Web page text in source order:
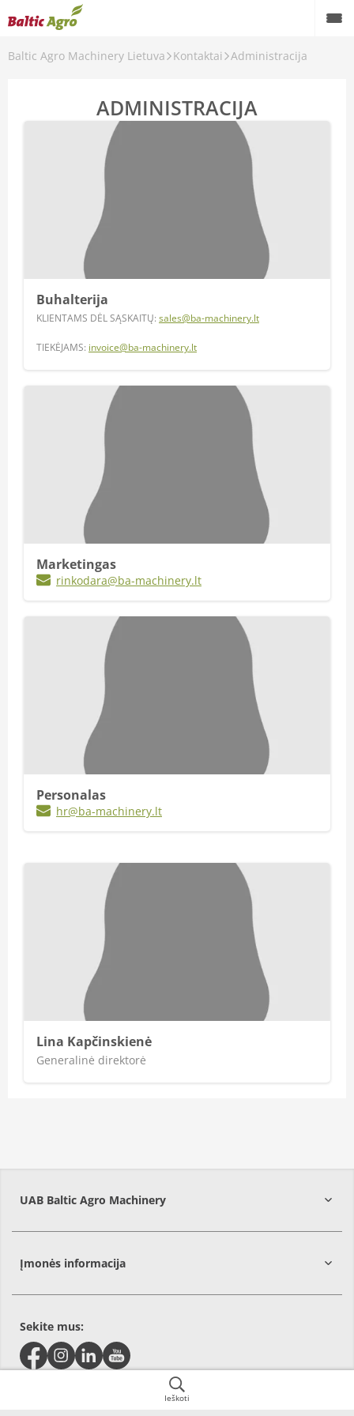
Ieškoti
Baltic Agro Machinery Lietuva Kontaktai Administracija
ADMINISTRACIJA
Buhalterija
KLIENTAMS DĖL SĄSKAITŲ: sales@ba-machinery.lt
TIEKĖJAMS: invoice@ba-machinery.lt
Marketingas
rinkodara@ba-machinery.lt
Personalas
hr@ba-machinery.lt
Lina Kapčinskienė
Generalinė direktorė
UAB Baltic Agro Machinery
Vilniaus r.
Įmonės informacija
Sekite mus: